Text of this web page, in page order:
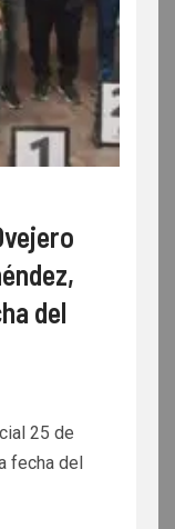
del
25 de
fecha del